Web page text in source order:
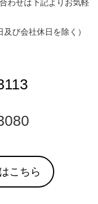
わせは下記よりお気軽
び会社休日を除く）
こちら